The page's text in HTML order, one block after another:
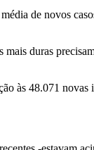
de novos
duras
às 48.071